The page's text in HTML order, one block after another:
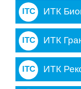
ИТК
ИТК
ИТК